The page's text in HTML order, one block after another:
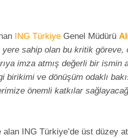
ING Türkiye Genel Müdürü
sahip olan bu kritik göreve,
imza atmış değerli bir ismin
ve dönüşüm odaklı
önemli katkılar
ING Türkiye’de üst düzey